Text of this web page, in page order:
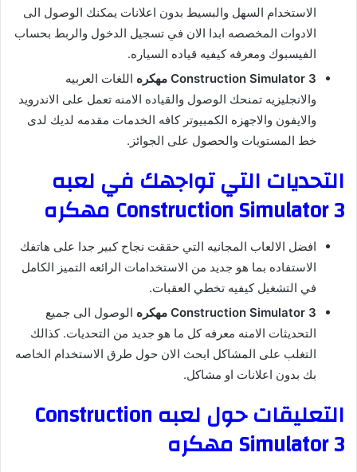
الاستخدام السهل والبسيط بدون اعلانات يمكنك الوصول الى
الادوات المخصصه ابدا الان في تسجيل الدخول والربط بحساب
الفيسبوك ومعرفه كيفيه قياده السياره.
Construction Simulator 3 مهكره
اللغات العربيه
والانجليزيه تمنحك الوصول والقياده الامنه تعمل على الاندرويد
والايفون والاجهزه الكمبيوتر كافه الخدمات مقدمه لديك لدى
خط المستويات والحصول على الجوائز.
التحديات التي تواجهك في لعبه
Construction Simulator 3 مهكره
افضل الالعاب المجانيه التي حققت نجاح كبير جدا على هاتفك
الاستفاده بما هو جديد من الاستخدامات الرائعه التميز الكامل
في التشغيل كيفيه تخطي العقبات.
Construction Simulator 3 مهكره
الوصول الى جميع
التحديثات الامنه معرفه كل ما هو جديد من التحديات. كذالك
التغلب على المشاكل ابحث الان حول طرق الاستخدام الخاصه
بك بدون اعلانات او مشاكل.
التعليقات حول لعبه Construction
Simulator 3 مهكره